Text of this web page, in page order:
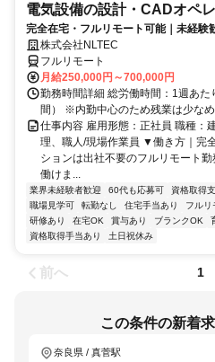
電気設備の設計・CADオペ
完全在宅・フルリモート可能｜未経験
株式会社NLTEC
フルリモート
月給250,000円～700,000円
勤務時間詳細 総労働時間：1週あ
間） ※内勤中心のため残業は少な
仕事内容 雇用形態：正社員 職種：
理、職人/現場作業員 ▼働き方｜完
ションは出社不要のフルリモート
働けま...
業界未経験者歓迎 60代も応募可 資格取得
職場見学可
転勤なし 住宅手当あり フルリ
研修あり
在宅OK 賞与あり ブランクOK
資格取得手当あり
土日祝休み
前へ 1
この条件の新着
奈良県 / 真菅駅